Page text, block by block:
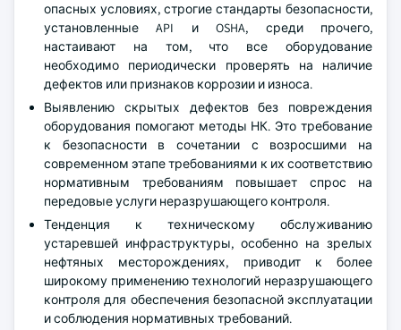
опасных условиях, строгие стандарты безопасности,
установленные API и OSHA, среди прочего,
настаивают на том, что все оборудование
необходимо периодически проверять на наличие
дефектов или признаков коррозии и износа.
Выявлению скрытых дефектов без повреждения
оборудования помогают методы НК. Это требование
к безопасности в сочетании с возросшими на
современном этапе требованиями к их соответствию
нормативным требованиям повышает спрос на
передовые услуги неразрушающего контроля.
Тенденция к техническому обслуживанию
устаревшей инфраструктуры, особенно на зрелых
нефтяных месторождениях, приводит к более
широкому применению технологий неразрушающего
контроля для обеспечения безопасной эксплуатации
и соблюдения нормативных требований.